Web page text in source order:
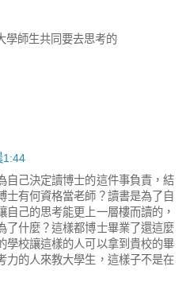
學師生共同要去思考的
1:44
自己決定讀博士的這件事負責，結
士有何資格當老師？讀書是為了自
自己的思考能更上一層樓而讀的，
了什麼？這樣都博士畢業了還這麼
學校讓這樣的人可以拿到貴校的畢
力的人來教大學生，這樣子不是在